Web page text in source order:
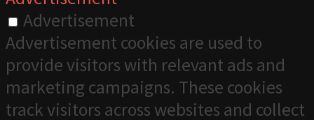
Advertisement
Advertisement cookies are used to
provide visitors with relevant ads and
marketing campaigns. These cookies
track visitors across websites and collect